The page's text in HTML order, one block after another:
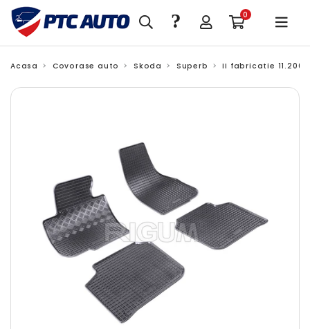
0
?
Acasa Covorase auto Skoda Superb II fabricatie